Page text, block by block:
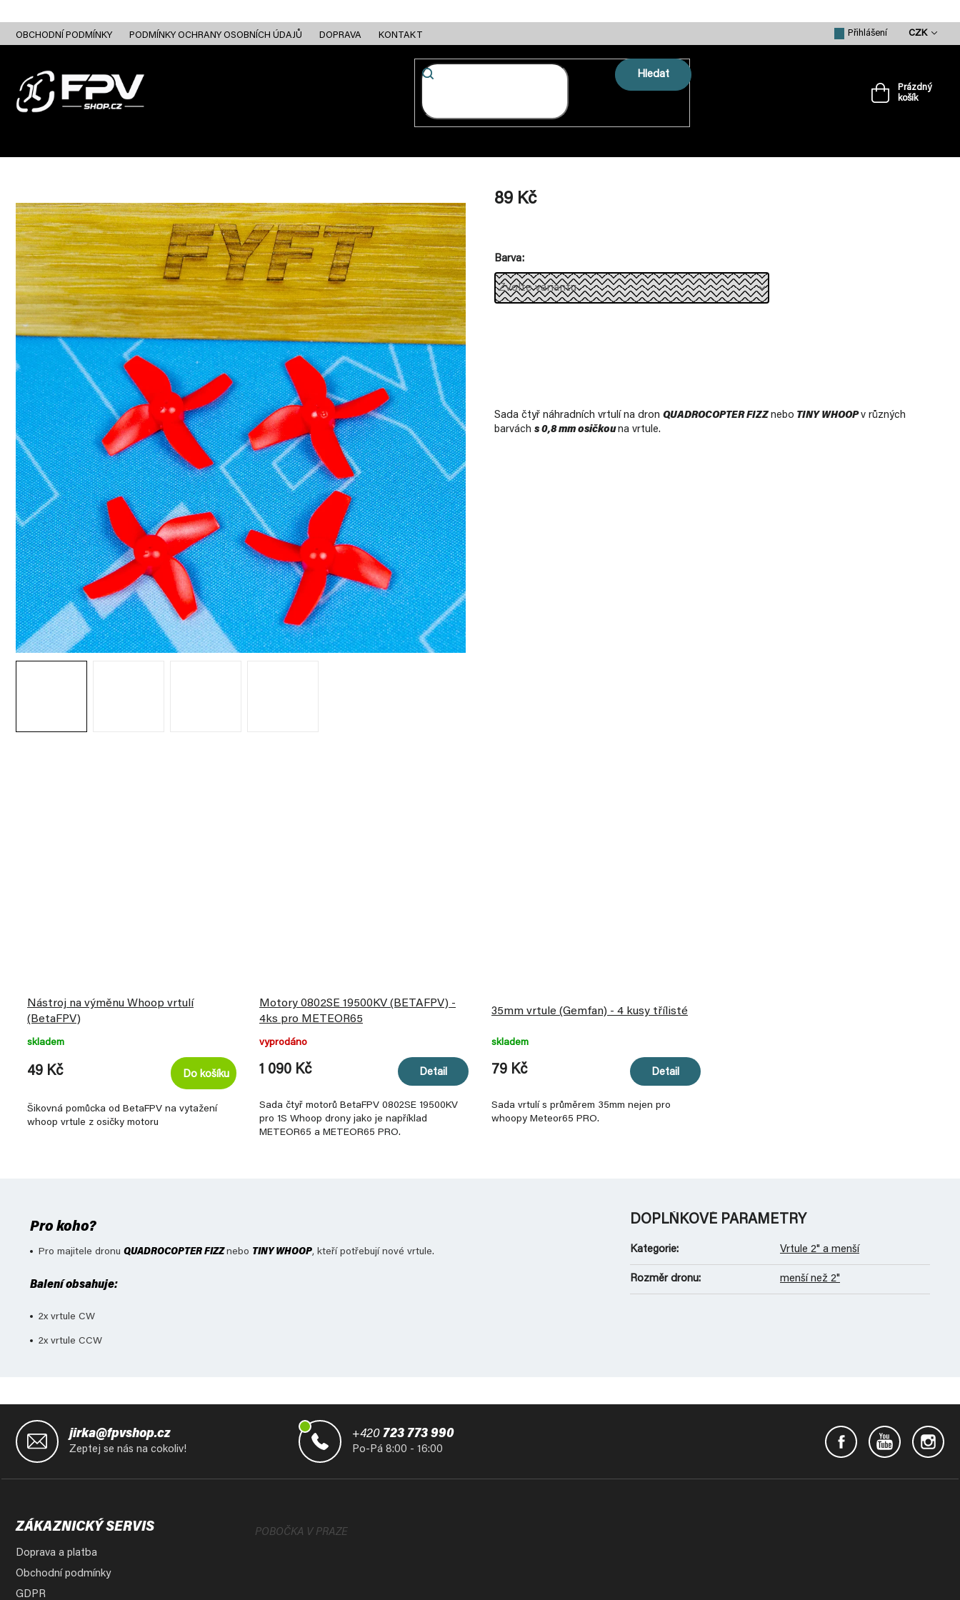
obsahOBCHODNÍ PODMÍNKY PODMÍNKY OCHRANY OSOBNÍCH ÚDAJŮ DOPRAVA KONTAKT CZK
Přihlášení
Hledat
Nákupní
Prázdný
košík
89 Kč
Barva
Sada čtyř náhradních vrtulí na dron QUADROCOPTER FIZZ nebo TINY WHOOPv různých
barvách s 0,8 mm osičkouna vrtule.
Nástroj na výměnu Whoop vrtulí
(BetaFPV)
skladem
49 Kč Do košíku
Šikovná pomůcka od BetaFPV na vytažení
whoop vrtule z osičky motoru
Motory 0802SE 19500KV (BETAFPV) -
4ks pro METEOR65
vyprodáno
1 090 Kč Detail
Sada čtyř motorů BetaFPV 0802SE 19500KV
pro 1S Whoop drony jako je například
METEOR65 a METEOR65 PRO.
35mm vrtule (Gemfan) - 4 kusy třílisté
skladem
79 Kč Detail
Sada vrtulí s průměrem 35mm nejen pro
whoopy Meteor65 PRO.
Pro koho?
Pro majitele dronu QUADROCOPTER FIZZ nebo TINY WHOOP, kteří potřebují nové vrtule.
Balení obsahuje:
2x vrtule CW
2x vrtule CCW
DOPLŇKOVÉ PARAMETRY
Kategorie: Vrtule 2" a menší
Rozměr dronu: menší než 2"
t
jirka@fpvshop.cz
Zeptej se nás na cokoliv!
+420 723 773 990
Po-Pá 8:00 - 16:00
ZÁKAZNICKÝ SERVIS
Doprava a platba
Obchodní podmínky
GDPR
POBOČKA V PRAZE